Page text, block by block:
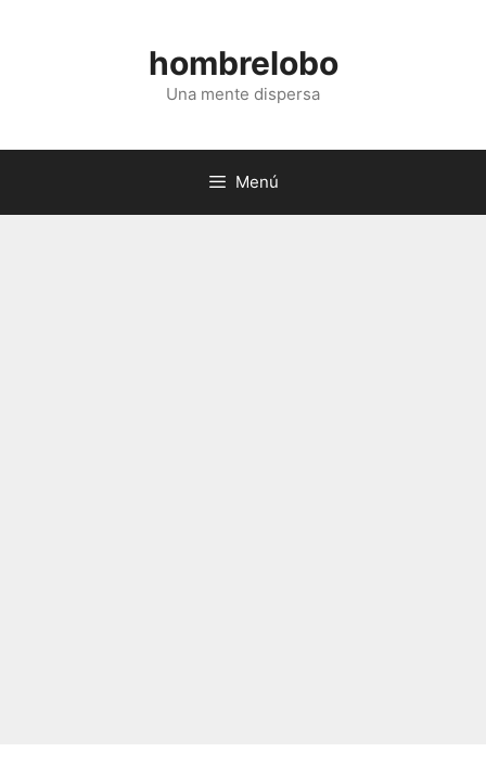
hombrelobo
Una mente dispersa
Menú